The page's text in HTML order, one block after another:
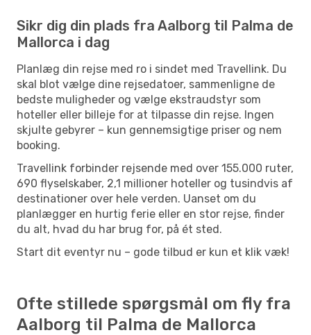
Sikr dig din plads fra Aalborg til Palma de
Mallorca i dag
Planlæg din rejse med ro i sindet med Travellink. Du
skal blot vælge dine rejsedatoer, sammenligne de
bedste muligheder og vælge ekstraudstyr som
hoteller eller billeje for at tilpasse din rejse. Ingen
skjulte gebyrer – kun gennemsigtige priser og nem
booking.
Travellink forbinder rejsende med over 155.000 ruter,
690 flyselskaber, 2,1 millioner hoteller og tusindvis af
destinationer over hele verden. Uanset om du
planlægger en hurtig ferie eller en stor rejse, finder
du alt, hvad du har brug for, på ét sted.
Start dit eventyr nu – gode tilbud er kun et klik væk!
Ofte stillede spørgsmål om fly fra
Aalborg til Palma de Mallorca